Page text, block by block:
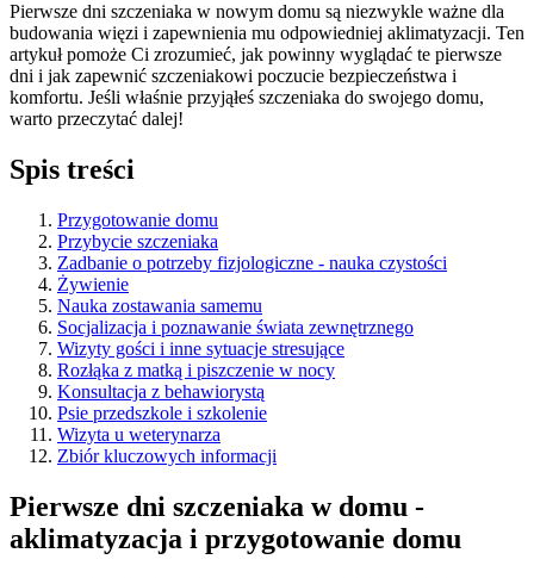
Pierwsze dni szczeniaka w nowym domu są niezwykle ważne dla
budowania więzi i zapewnienia mu odpowiedniej aklimatyzacji. Ten
artykuł pomoże Ci zrozumieć, jak powinny wyglądać te pierwsze
dni i jak zapewnić szczeniakowi poczucie bezpieczeństwa i
komfortu. Jeśli właśnie przyjąłeś szczeniaka do swojego domu,
warto przeczytać dalej!
Spis treści
Przygotowanie domu
Przybycie szczeniaka
Zadbanie o potrzeby fizjologiczne - nauka czystości
Żywienie
Nauka zostawania samemu
Socjalizacja i poznawanie świata zewnętrznego
Wizyty gości i inne sytuacje stresujące
Rozłąka z matką i piszczenie w nocy
Konsultacja z behawiorystą
Psie przedszkole i szkolenie
Wizyta u weterynarza
Zbiór kluczowych informacji
Pierwsze dni szczeniaka w domu -
aklimatyzacja i przygotowanie domu